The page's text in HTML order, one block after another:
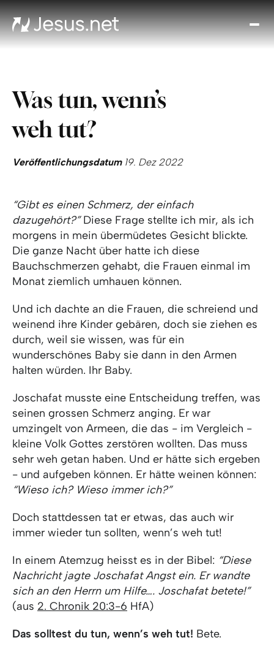
Was tun, wenn’s
weh tut?
Veröffentlichungsdatum19. Dez 2022
“Gibt es einen Schmerz, der einfach
dazugehört?”Diese Frage stellte ich mir, als ich
morgens in mein übermüdetes Gesicht blickte.
Die ganze Nacht über hatte ich diese
Bauchschmerzen gehabt, die Frauen einmal im
Monat ziemlich umhauen können.
Und ich dachte an die Frauen, die schreiend und
weinend ihre Kinder gebären, doch sie ziehen es
durch, weil sie wissen, was für ein
wunderschönes Baby sie dann in den Armen
halten würden. Ihr Baby.
Joschafat musste eine Entscheidung treffen, was
seinen grossen Schmerz anging. Er war
umzingelt von Armeen, die das - im Vergleich -
kleine Volk Gottes zerstören wollten. Das muss
sehr weh getan haben. Und er hätte sich ergeben
- und aufgeben können. Er hätte weinen können:
“Wieso ich? Wieso immer ich?”
Doch stattdessen tat er etwas, das auch wir
immer wieder tun sollten, wenn’s weh tut!
In einem Atemzug heisst es in der Bibel: “Diese
Nachricht jagte Joschafat Angst ein. Er wandte
sich an den Herrn um Hilfe…. Joschafat betete!”
(aus 2. Chronik 20:3-6 HfA)
Das solltest du tun, wenn’s weh tut! Bete.